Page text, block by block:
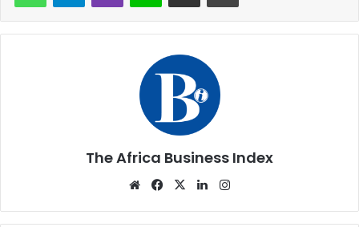
The Africa Business Index
WebsiteFacebook
X Linkedin